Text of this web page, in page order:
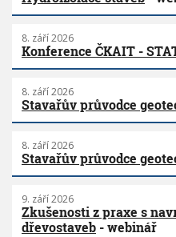
8. září 2026
Konference ČKAIT -
8. září 2026
Stavařův průvodce
8. září 2026
Stavařův průvodce
9. září 2026
Zkušenosti z praxe s
dřevostaveb - webinář